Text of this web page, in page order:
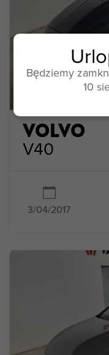
VOLVO
V40
3/04/2017
Będziemy
10